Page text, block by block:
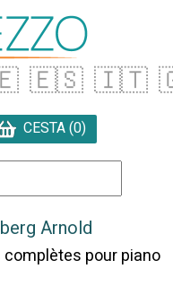
🇪🇸 🇮🇹
CESTA (0)
Arnold
complètes pour piano